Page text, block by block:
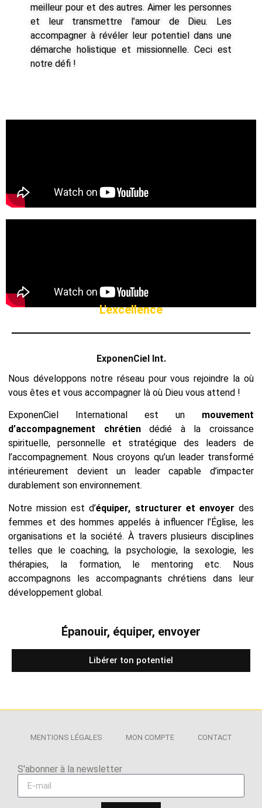
meilleur pour et des autres. Aimer les personnes
et leur transmettre l’amour de Dieu. Les
accompagner à révéler leur potentiel dans une
démarche holistique et missionnelle. Ceci est
notre défi !
L'excellence
ExponenCiel Int.
Nous développons notre réseau pour vous rejoindre la où
vous êtes et vous accompagner là où Dieu vous attend !
ExponenCiel International est un mouvement
d’accompagnement chrétiendédié à la croissance
spirituelle, personnelle et stratégique des leaders de
l’accompagnement. Nous croyons qu’un leader transformé
intérieurement devient un leader capable d’impacter
durablement son environnement.
Notre mission est d’équiper, structurer et envoyer des
femmes et des hommes appelés à influencer l’Église, les
organisations et la société. À travers plusieurs disciplines
telles que le coaching, la psychologie, la sexologie, les
thérapies, la formation, le mentoring etc. Nous
accompagnons les accompagnants chrétiens dans leur
développement global.
Épanouir, équiper, envoyer
Libérer ton potentiel
MENTIONS LÉGALES MON COMPTE CONTACT
S'abonner à la newsletter​